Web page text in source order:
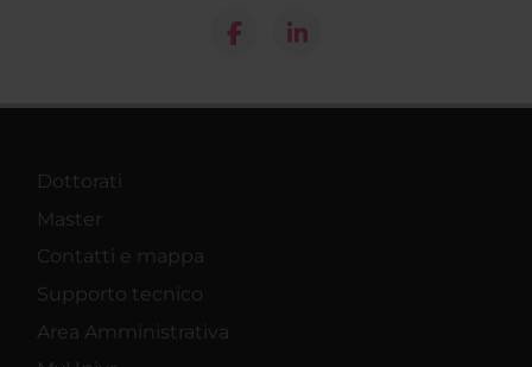
Dottorati
Master
Contatti e mappa
Supporto tecnico
Area Amministrativa